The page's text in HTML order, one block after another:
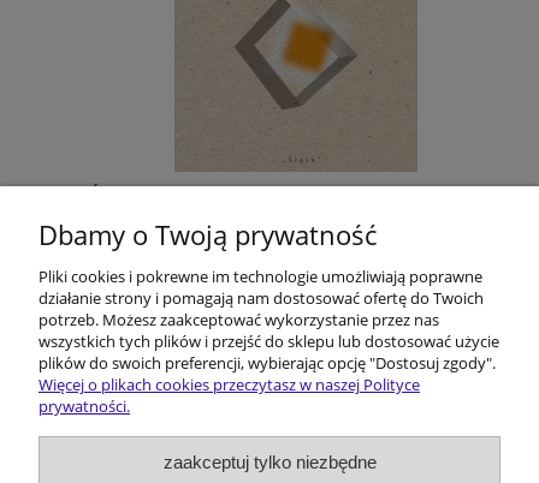
Śląskie filmoznawstwo. Z dziejów pewnej
humanistycznej przygody
40,00 zł
do koszyka
Pomoc
Dbamy o Twoją prywatność
Pliki cookies i pokrewne im technologie umożliwiają poprawne
działanie strony i pomagają nam dostosować ofertę do Twoich
potrzeb. Możesz zaakceptować wykorzystanie przez nas
wszystkich tych plików i przejść do sklepu lub dostosować użycie
plików do swoich preferencji, wybierając opcję "Dostosuj zgody".
Więcej o plikach cookies przeczytasz w naszej Polityce
prywatności.
zaakceptuj tylko niezbędne